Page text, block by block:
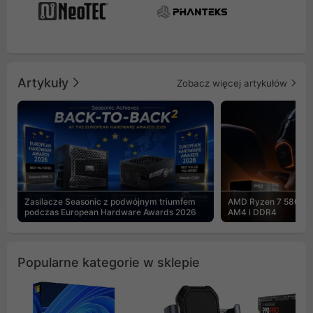
Artykuły Zobacz więcej artykułów
Zasilacze Seasonic z podwójnym triumfem
podczas European Hardware Awards 2026
AMD Ryzen 7
AM4 i DDR4
Popularne kategorie w sklepie